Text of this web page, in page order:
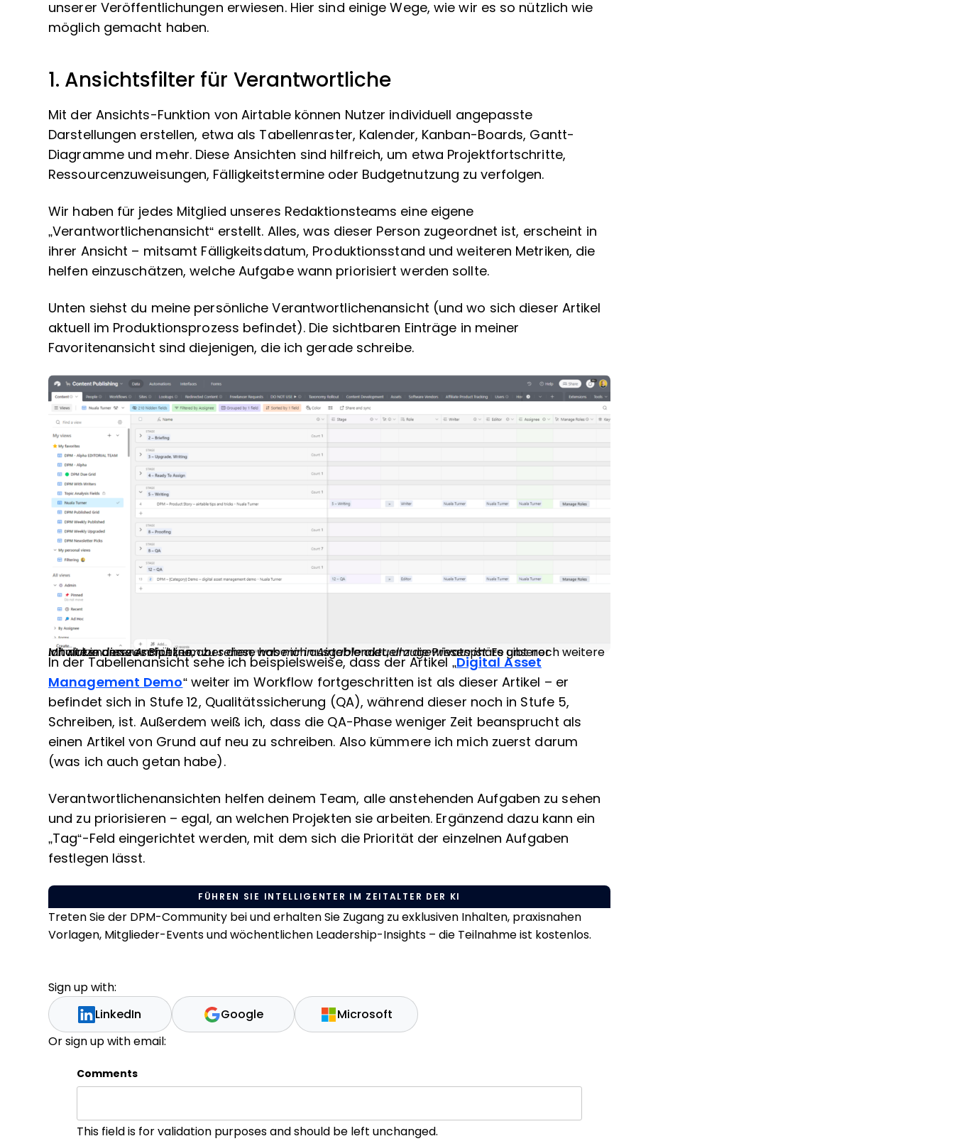
unserer Veröffentlichungen erwiesen. Hier sind einige Wege, wie wir es so nützlich wie
möglich gemacht haben.
1. Ansichtsfilter für Verantwortliche
Mit der Ansichts-Funktion von Airtable können Nutzer individuell angepasste
Darstellungen erstellen, etwa als Tabellenraster, Kalender, Kanban-Boards, Gantt-
Diagramme und mehr. Diese Ansichten sind hilfreich, um etwa Projektfortschritte,
Ressourcenzuweisungen, Fälligkeitstermine oder Budgetnutzung zu verfolgen.
Wir haben für jedes Mitglied unseres Redaktionsteams eine eigene
„Verantwortlichenansicht“ erstellt. Alles, was dieser Person zugeordnet ist, erscheint in
ihrer Ansicht – mitsamt Fälligkeitsdatum, Produktionsstand und weiteren Metriken, die
helfen einzuschätzen, welche Aufgabe wann priorisiert werden sollte.
Unten siehst du meine persönliche Verantwortlichenansicht (und wo sich dieser Artikel
aktuell im Produktionsprozess befindet). Die sichtbaren Einträge in meiner
Favoritenansicht sind diejenigen, die ich gerade schreibe.
Ich nutze diese Ansicht, um zu sehen, was mir in Airtable aktuell zugewiesen ist.
Es gibt noch weitere Inhalte in unserer Pipeline, aber diese habe ich ausgeblendet, um die Privatsphäre unserer Mitwirkenden zu schützen.
In der Tabellenansicht sehe ich beispielsweise, dass der Artikel „Digital Asset
Management Demo“ weiter im Workflow fortgeschritten ist als dieser Artikel – er
befindet sich in Stufe 12, Qualitätssicherung (QA), während dieser noch in Stufe 5,
Schreiben, ist. Außerdem weiß ich, dass die QA-Phase weniger Zeit beansprucht als
einen Artikel von Grund auf neu zu schreiben. Also kümmere ich mich zuerst darum
(was ich auch getan habe).
Verantwortlichenansichten helfen deinem Team, alle anstehenden Aufgaben zu sehen
und zu priorisieren – egal, an welchen Projekten sie arbeiten. Ergänzend dazu kann ein
„Tag“-Feld eingerichtet werden, mit dem sich die Priorität der einzelnen Aufgaben
festlegen lässt.
FÜHREN SIE INTELLIGENTER IM ZEITALTER DER KI
Treten Sie der DPM-Community bei und erhalten Sie Zugang zu exklusiven Inhalten, praxisnahen
Vorlagen, Mitglieder-Events und wöchentlichen Leadership-Insights – die Teilnahme ist kostenlos.
Sign up with:
LinkedIn Google Microsoft
Or sign up with email:
Comments
This field is for validation purposes and should be left unchanged.